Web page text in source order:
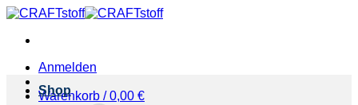
Zum
springen
Anmelden
Warenkorb /0,00 €
Shop